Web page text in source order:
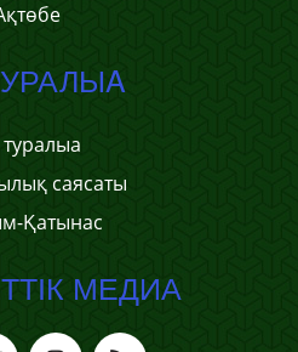
туралыa
саясаты
Қатынас
МЕДИА